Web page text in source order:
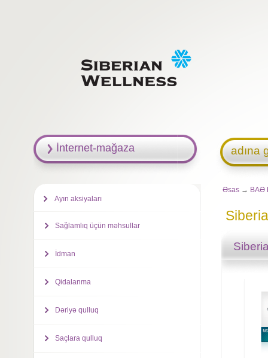
adına
Əsas → BAƏ
İnternet-mağaza
Ayın aksiyaları
Sağlamlıq üçün məhsullar
İdman
Qidalanma
Dəriyə qulluq
Saçlara qulluq